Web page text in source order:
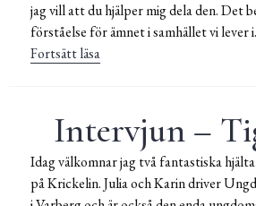
jag vill att du hjälper mig dela den. Det
förståelse för ämnet i samhället vi lever
Fortsätt läsa
Intervjun –
Idag välkomnar jag två fantastiska
på Krickelin. Julia och Karin driver